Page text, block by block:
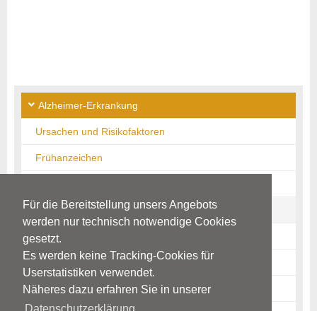
Für die Bereitstellung unsers Angebots
werden nur technisch notwendige Cookies
gesetzt.
Es werden keine Tracking-Cookies für
Userstatistiken verwendet.
Näheres dazu erfahren Sie in unserer
Alzheimer-Erkrankung
Ursachen und Risikofaktoren
Frühanzeichen
Diagnostik
Aufklärung und Therapieziele
Medikamentöse Therapie
Psychosoziale Maßnahmen